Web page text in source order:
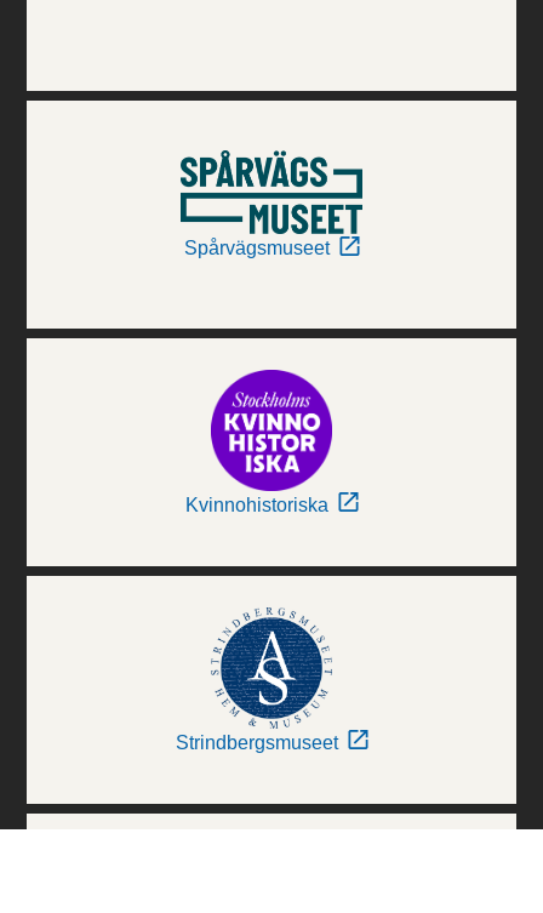
Spårvägsmuseet
Kvinnohistoriska
Strindbergsmuseet